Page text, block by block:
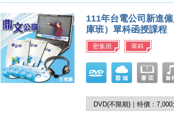
111年台電公司新進
庫班）單科函授課程
密集班 單科